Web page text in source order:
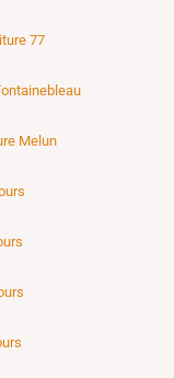
77
Melun